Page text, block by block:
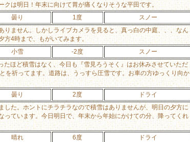
は明日！年末に向けて胃が痛くなりそうな平田です。
曇り 1度
スノー
ません。しかしライブカメラを見ると、真っ白の中庭、、、なん
4時まで、もがいてみます。
小雪 -2度
スノー
ほど積雪はなく、今日も『雪見ろうそく』はお休みさせていただ
を祈ってます。道路は、うっすら圧雪です。お車の方ゆっくり向か
曇り 2度
ドライ
た。ホントにチラチラなので積雪はありませんが、明日の夕方に
ています。今日明日で、年末から年始にかけての分、降ってくれ
晴れ 6度
ドライ